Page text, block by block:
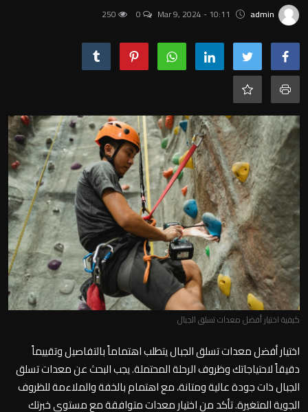
التغذية
عالم الحيوان والطيور
الفنون والآداب
Gallery
العربية
admin
Mar 9, 2024 - 10:11
كيفية اختيار أفضل معدات تسلق الجبال
اختيار أفضل معدات تسلق الجبال يتطلب اهتماماً بالتفاصيل وتقييماً
دقيقاً لاحتياجاتك وظروف الرحلة المحتملة. يجب البحث عن معدات تسلق
الجبال ذات جودة عالية ومتانة، مع اهتمام بالخفة والملاءمة للظروف
الجوية المتغيرة. تأكد من اختيار معدات متوافقة مع مستوى خبرتك